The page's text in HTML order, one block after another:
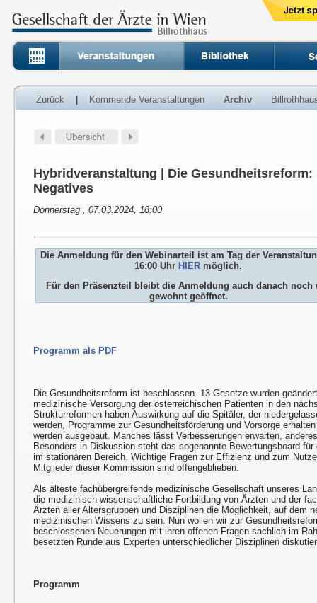
Zurück Kommende Veranstaltungen Archiv
Hybridveranstaltung | Die
Negatives
Donnerstag , 07.03.2024, 18:00
Die Anmeldung für den Webinarteil ist am Tag der
16:00 Uhr HIER möglich.
Für den Präsenzteil bleibt die Anmeldung auch danach noch
gewohnt geöffnet.
Programm als PDF
Die Gesundheitsreform ist beschlossen. 13 Gesetze wurden
medizinische Versorgung der österreichischen Patienten in den
Strukturreformen haben Auswirkung auf die Spitäler, der
werden, Programme zur Gesundheitsförderung und Vorsorge
werden ausgebaut. Manches lässt Verbesserungen erwarten,
Besonders in Diskussion steht das sogenannte Bewertungsboard
im stationären Bereich. Wichtige Fragen zur Effizienz und zum
Mitglieder dieser Kommission sind offengeblieben.
Als älteste fachübergreifende medizinische Gesellschaft unseres
die medizinisch-wissenschaftliche Fortbildung von Ärzten und der
Ärzten aller Altersgruppen und Disziplinen die Möglichkeit, auf dem
medizinischen Wissens zu sein. Nun wollen wir zur
beschlossenen Neuerungen mit ihren offenen Fragen sachlich im
besetzten Runde aus Experten unterschiedlicher Disziplinen
Programm